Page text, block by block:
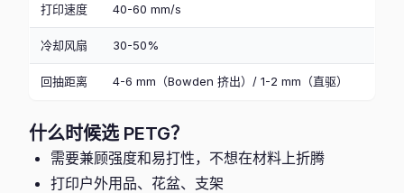
打印速度 40-60 mm/s
冷却风扇 30-50%
回抽距离 4-6 mm（Bowden 挤出）/ 1-2 mm（直驱）
什么时候选 PETG？
需要兼顾强度和易打性，不想在材料上折腾
打印户外用品、花盆、支架